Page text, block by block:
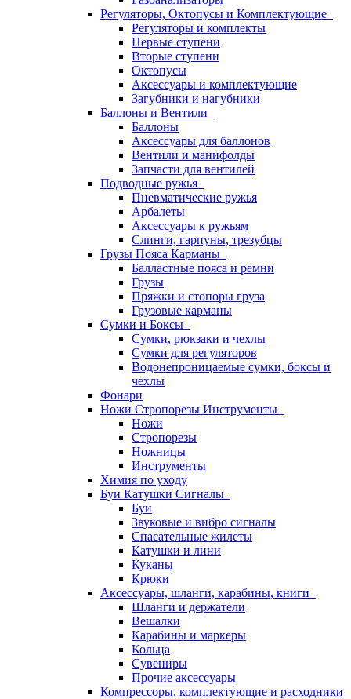
Регуляторы, Октопусы и Комплектующие
Регуляторы и комплекты
Первые ступени
Вторые ступени
Октопусы
Аксессуары и комплектующие
Загубники и нагубники
Баллоны и Вентили
Баллоны
Аксессуары для баллонов
Вентили и манифолды
Запчасти для вентилей
Подводные ружья
Пневматические ружья
Арбалеты
Аксессуары к ружьям
Слинги, гарпуны, трезубцы
Грузы Пояса Карманы
Балластные пояса и ремни
Грузы
Пряжки и стопоры груза
Грузовые карманы
Сумки и Боксы
Сумки, рюкзаки и чехлы
Сумки для регуляторов
Водонепроницаемые сумки, боксы и
чехлы
Фонари
Ножи Стропорезы Инструменты
Ножи
Стропорезы
Ножницы
Инструменты
Химия по уходу
Буи Катушки Сигналы
Буи
Звуковые и вибро сигналы
Спасательные жилеты
Катушки и лини
Куканы
Крюки
Аксессуары, шланги, карабины, книги
Шланги и держатели
Вешалки
Карабины и маркеры
Кольца
Сувениры
Прочие аксессуары
Компрессоры, комплектующие и расходники